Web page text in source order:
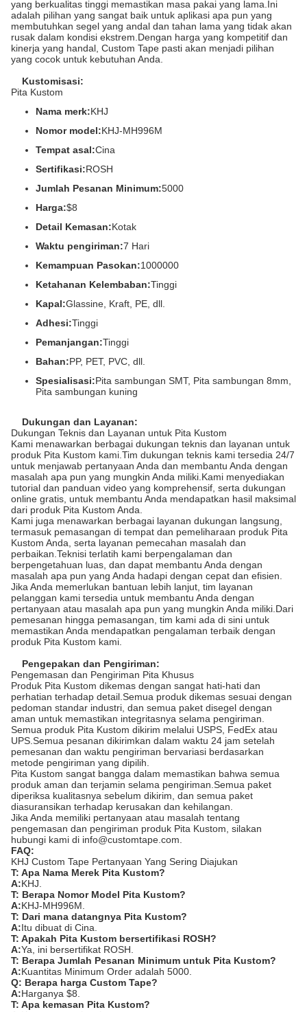
yang berkualitas tinggi memastikan masa pakai yang lama.Ini
adalah pilihan yang sangat baik untuk aplikasi apa pun yang
membutuhkan segel yang andal dan tahan lama yang tidak akan
rusak dalam kondisi ekstrem.Dengan harga yang kompetitif dan
kinerja yang handal, Custom Tape pasti akan menjadi pilihan
yang cocok untuk kebutuhan Anda.
Kustomisasi:
Pita Kustom
Nama merk:KHJ
Nomor model:KHJ-MH996M
Tempat asal:Cina
Sertifikasi:ROSH
Jumlah Pesanan Minimum:5000
Harga:$8
Detail Kemasan:Kotak
Waktu pengiriman:7 Hari
Kemampuan Pasokan:1000000
Ketahanan Kelembaban:Tinggi
Kapal:Glassine, Kraft, PE, dll.
Adhesi:Tinggi
Pemanjangan:Tinggi
Bahan:PP, PET, PVC, dll.
Spesialisasi:Pita sambungan SMT, Pita sambungan 8mm,
Pita sambungan kuning
Dukungan dan Layanan:
Dukungan Teknis dan Layanan untuk Pita Kustom
Kami menawarkan berbagai dukungan teknis dan layanan untuk
produk Pita Kustom kami.Tim dukungan teknis kami tersedia 24/7
untuk menjawab pertanyaan Anda dan membantu Anda dengan
masalah apa pun yang mungkin Anda miliki.Kami menyediakan
tutorial dan panduan video yang komprehensif, serta dukungan
online gratis, untuk membantu Anda mendapatkan hasil maksimal
dari produk Pita Kustom Anda.
Kami juga menawarkan berbagai layanan dukungan langsung,
termasuk pemasangan di tempat dan pemeliharaan produk Pita
Kustom Anda, serta layanan pemecahan masalah dan
perbaikan.Teknisi terlatih kami berpengalaman dan
berpengetahuan luas, dan dapat membantu Anda dengan
masalah apa pun yang Anda hadapi dengan cepat dan efisien.
Jika Anda memerlukan bantuan lebih lanjut, tim layanan
pelanggan kami tersedia untuk membantu Anda dengan
pertanyaan atau masalah apa pun yang mungkin Anda miliki.Dari
pemesanan hingga pemasangan, tim kami ada di sini untuk
memastikan Anda mendapatkan pengalaman terbaik dengan
produk Pita Kustom kami.
Pengepakan dan Pengiriman:
Pengemasan dan Pengiriman Pita Khusus
Produk Pita Kustom dikemas dengan sangat hati-hati dan
perhatian terhadap detail.Semua produk dikemas sesuai dengan
pedoman standar industri, dan semua paket disegel dengan
aman untuk memastikan integritasnya selama pengiriman.
Semua produk Pita Kustom dikirim melalui USPS, FedEx atau
UPS.Semua pesanan dikirimkan dalam waktu 24 jam setelah
pemesanan dan waktu pengiriman bervariasi berdasarkan
metode pengiriman yang dipilih.
Pita Kustom sangat bangga dalam memastikan bahwa semua
produk aman dan terjamin selama pengiriman.Semua paket
diperiksa kualitasnya sebelum dikirim, dan semua paket
diasuransikan terhadap kerusakan dan kehilangan.
Jika Anda memiliki pertanyaan atau masalah tentang
pengemasan dan pengiriman produk Pita Kustom, silakan
hubungi kami di info@customtape.com.
FAQ:
KHJ Custom Tape Pertanyaan Yang Sering Diajukan
T: Apa Nama Merek Pita Kustom?
A:KHJ.
T: Berapa Nomor Model Pita Kustom?
A:KHJ-MH996M.
T: Dari mana datangnya Pita Kustom?
A:Itu dibuat di Cina.
T: Apakah Pita Kustom bersertifikasi ROSH?
A:Ya, ini bersertifikat ROSH.
T: Berapa Jumlah Pesanan Minimum untuk Pita Kustom?
A:Kuantitas Minimum Order adalah 5000.
Q: Berapa harga Custom Tape?
A:Harganya $8.
T: Apa kemasan Pita Kustom?